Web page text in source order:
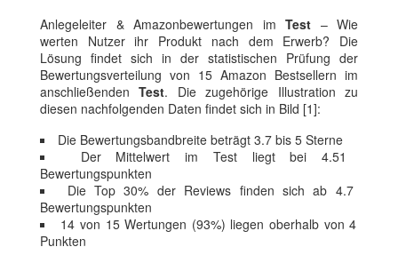
Anlegeleiter & Amazonbewertungen im Test – Wie
werten Nutzer ihr Produkt nach dem Erwerb? Die
Lösung findet sich in der statistischen Prüfung der
Bewertungsverteilung von 15 Amazon Bestsellern im
anschließendenTest. Die zugehörige Illustration zu
diesen nachfolgenden Daten findet sich in Bild [1]:
Die Bewertungsbandbreite beträgt 3.7 bis 5 Sterne
Der Mittelwert im Test liegt bei 4.51
Bewertungspunkten
Die Top 30% der Reviews finden sich ab 4.7
Bewertungspunkten
14 von 15 Wertungen (93%) liegen oberhalb von 4
Punkten